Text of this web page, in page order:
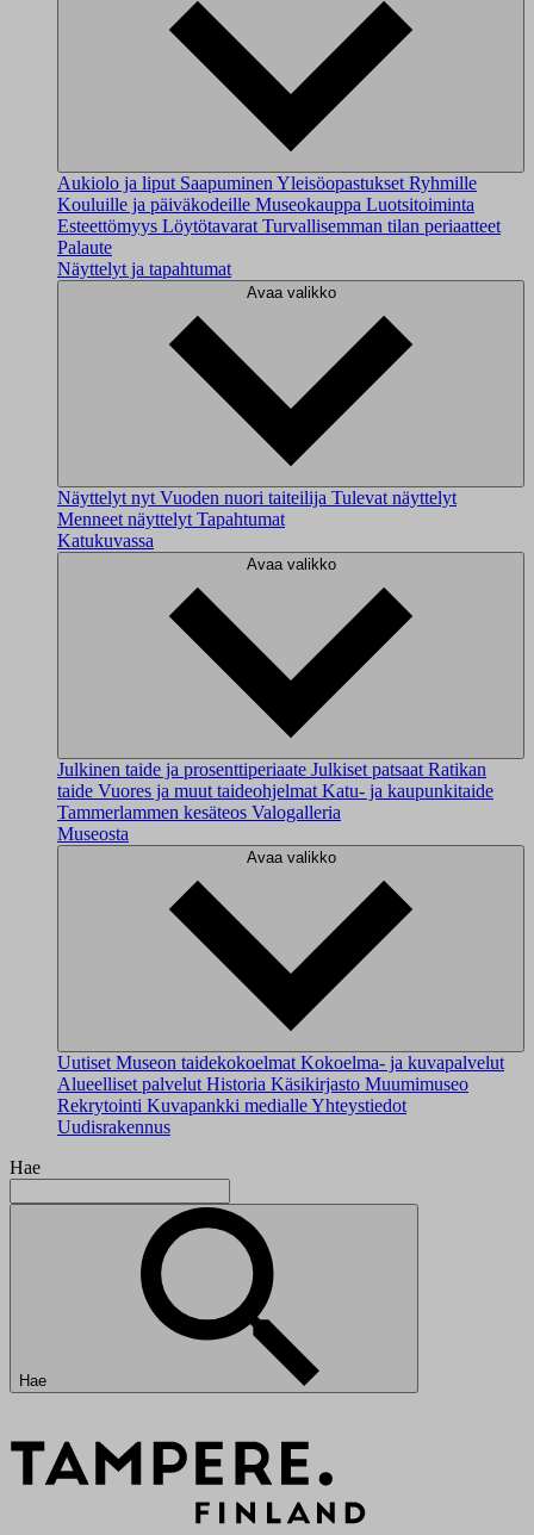
Aukiolo ja liput Saapuminen Yleisöopastukset Ryhmille
Kouluille ja päiväkodeille Museokauppa Luotsitoiminta
Esteettömyys Löytötavarat Turvallisemman tilan periaatteet
Palaute
Näyttelyt ja tapahtumat
Avaa valikko
Näyttelyt nyt Vuoden nuori taiteilija Tulevat näyttelyt
Menneet näyttelyt Tapahtumat
Katukuvassa
Avaa valikko
Julkinen taide ja prosenttiperiaate Julkiset patsaat Ratikan
taide Vuores ja muut taideohjelmat Katu- ja kaupunkitaide
Tammerlammen kesäteos Valogalleria
Museosta
Avaa valikko
Uutiset Museon taidekokoelmat Kokoelma- ja kuvapalvelut
Alueelliset palvelut Historia Käsikirjasto Muumimuseo
Rekrytointi Kuvapankki medialleYhteystiedot
Uudisrakennus
Hae
Hae